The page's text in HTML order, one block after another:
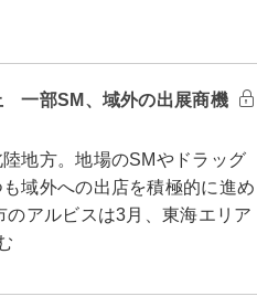
一部SM、域外の出展商機
地方。地場のSMやドラッグ
域外への出店を積極的に進め
アルビスは3月、東海エリア